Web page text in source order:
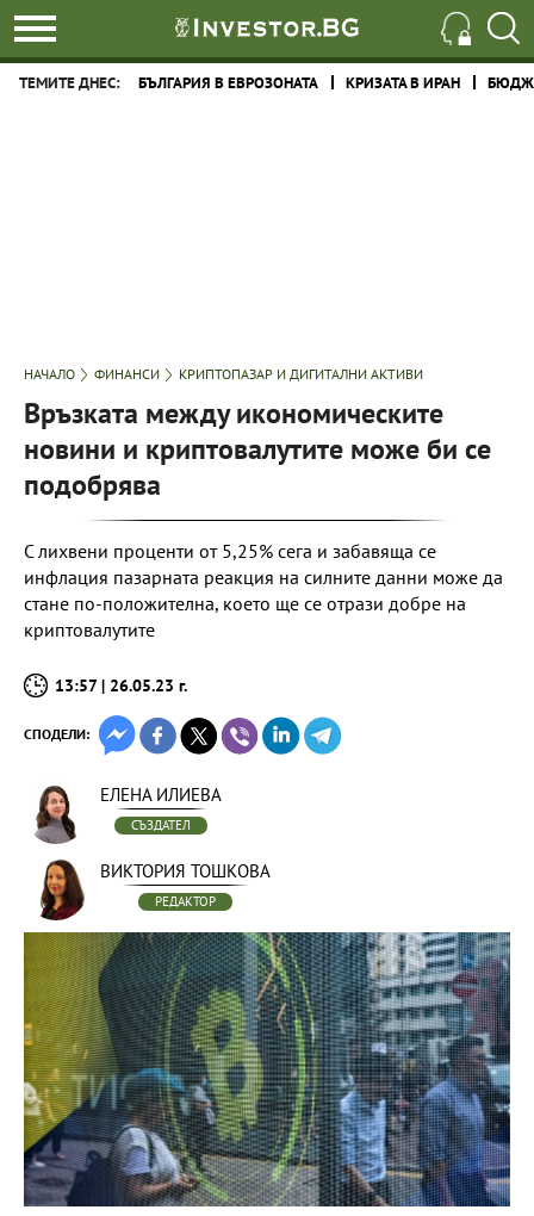
ТЕМИТЕ ДНЕС: БЪЛГАРИЯ В ЕВРОЗОНАТА КРИЗАТА В ИРАН
НАЧАЛО ФИНАНСИ КРИПТОПАЗАР И ДИГИТАЛНИ АКТИВИ
Връзката между икономическите
новини и криптовалутите може би се
подобрява
С лихвени проценти от 5,25% сега и забавяща се
инфлация пазарната реакция на силните данни може да
стане по-положителна, което ще се отрази добре на
криптовалутите
13:57 | 26.05.23 г.
СПОДЕЛИ:
ЕЛЕНА ИЛИЕВА
СЪЗДАТЕЛ
ВИКТОРИЯ ТОШКОВА
РЕДАКТОР